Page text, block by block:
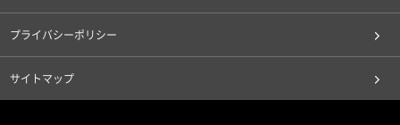
プライバシーポリシー
サイトマップ